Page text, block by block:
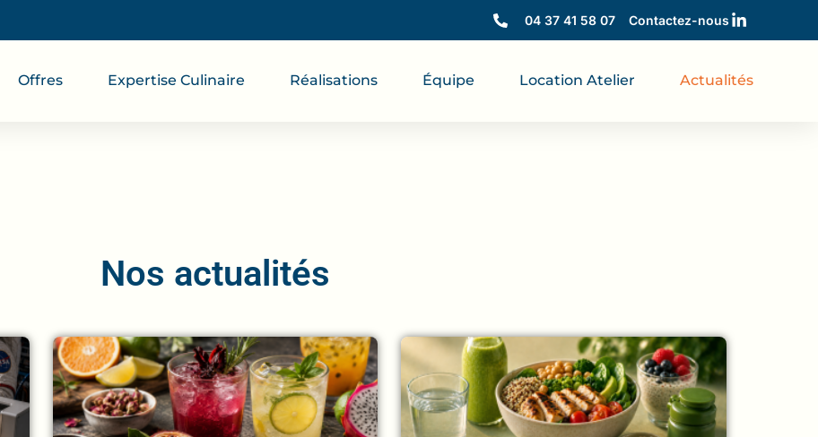
04 37 41 58 07 Contactez-nous
Offres Expertise Culinaire Réalisations Équipe Location Atelier Actualités
Nos actualités